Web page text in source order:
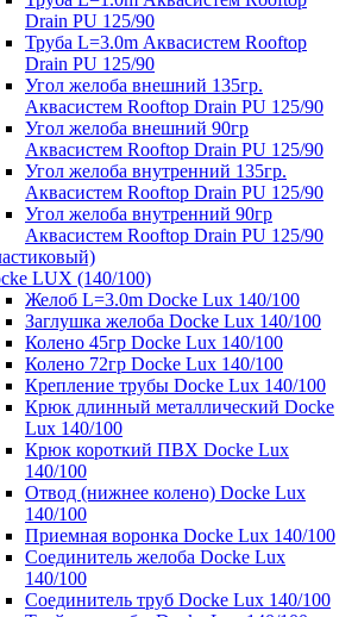
Drain PU 125/90
Труба L=3.0m Аквасистем Rooftop
Drain PU 125/90
Угол желоба внешний 135гр.
Аквасистем Rooftop Drain PU 125/90
Угол желоба внешний 90гр
Аквасистем Rooftop Drain PU 125/90
Угол желоба внутренний 135гр.
Аквасистем Rooftop Drain PU 125/90
Угол желоба внутренний 90гр
Аквасистем Rooftop Drain PU 125/90
LUX (140/100)
Желоб L=3.0m Docke Lux 140/100
Заглушка желоба Docke Lux 140/100
Колено 45гр Docke Lux 140/100
Колено 72гр Docke Lux 140/100
Крепление трубы Docke Lux 140/100
Крюк длинный металлический Docke
Lux 140/100
Крюк короткий ПВХ Docke Lux
140/100
Отвод (нижнее колено) Docke Lux
140/100
Приемная воронка Docke Lux 140/100
Соединитель желоба Docke Lux
140/100
Соединитель труб Docke Lux 140/100